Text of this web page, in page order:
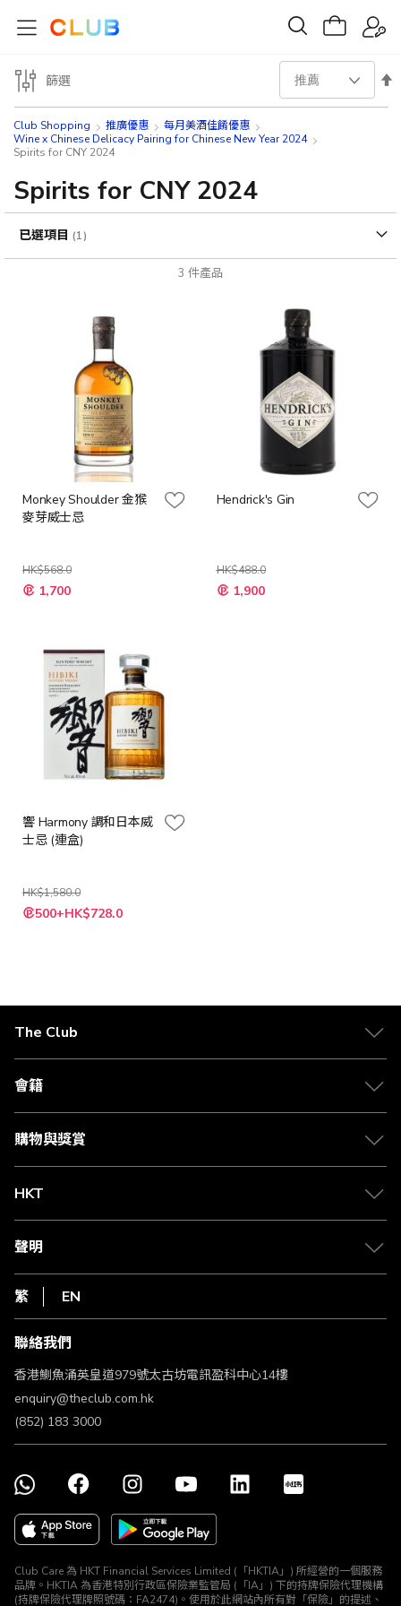
Club Shopping 推廣優惠
每月美酒佳餚優惠
Wine x Chinese Delicacy Pairing for Chinese New Year 2024
Spirits for CNY 2024
Spirits for CNY 2024
3 件產品
設
方
Monkey Shoulder 金猴
麥芽威士忌
HK$568.0
特
殊 1,700
Hendrick's Gin
HK$488.0
特
殊 1,900
響 Harmony 調和日本威
士忌 (連盒)
HK$1,580.0
特
殊 500+HK$728.0
篩選
已選項目
The Club
關於 The Club
合作夥伴
媒體中心
會籍
會籍及專屬禮遇
賺取積分
購物與獎賞
物流與配送
Club Shopping 商品領取站
常見問題
HKT
csl.
1010
HKT
聲明
私隱聲明
使用條款
條款及細則
不歧視及不騷擾聲明
認可牌照及通告
繁 EN
聯絡我們
香港鰂魚涌英皇道979號太古坊電訊盈科中心14樓
enquiry@theclub.com.hk
(852) 183 3000
Club Care 為 HKT Financial Services Limited (「HKTIA」) 所經營的一個服務
品牌。HKTIA 為香港特別行政區保險業監管局 (「IA」) 下的持牌保險代理機構
(持牌保險代理牌照號碼：FA2474)。使用於此網站內所有對「保險」的提述、